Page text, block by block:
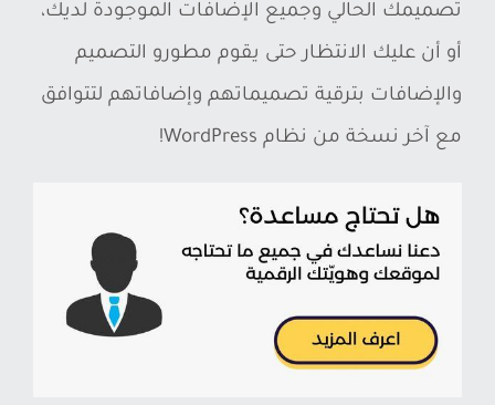
تصميمك الحالي وجميع الإضافات الموجودة لديك،
أو أن عليك الانتظار حتى يقوم مطورو التصميم
والإضافات بترقية تصميماتهم وإضافاتهم لتتوافق
مع آخر نسخة من نظام WordPress!